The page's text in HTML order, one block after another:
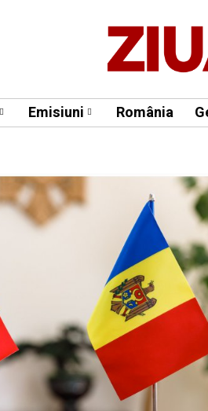
Emisiuni România